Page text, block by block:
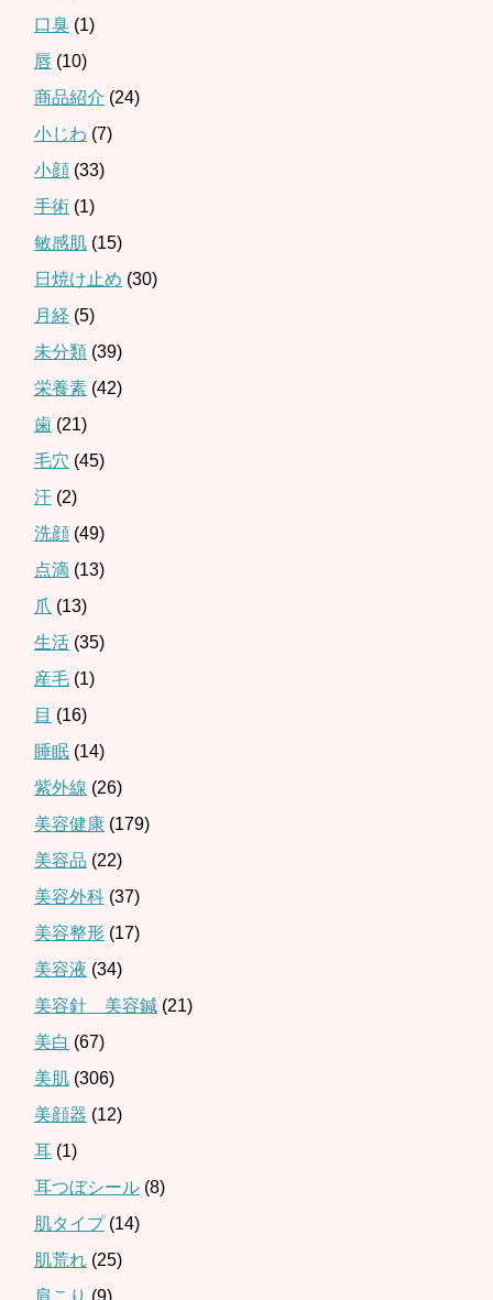
口臭 (1)
唇 (10)
商品紹介 (24)
小じわ (7)
小顔 (33)
手術 (1)
敏感肌 (15)
日焼け止め (30)
月経 (5)
未分類 (39)
栄養素 (42)
歯 (21)
毛穴 (45)
汗 (2)
洗顔 (49)
点滴 (13)
爪 (13)
生活 (35)
産毛 (1)
目 (16)
睡眠 (14)
紫外線 (26)
美容健康 (179)
美容品 (22)
美容外科 (37)
美容整形 (17)
美容液 (34)
美容針 美容鍼 (21)
美白 (67)
美肌 (306)
美顔器 (12)
耳 (1)
耳つぼシール (8)
肌タイプ(14)
肌荒れ (25)